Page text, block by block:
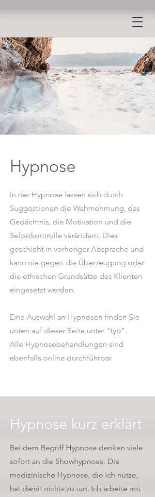
Hypnose
In der Hypnose lassen sich durch
Suggestionen die Wahrnehmung, das
Gedächtnis, die Motivation und die
Selbstkontrolle verändern. Dies
geschieht in vorheriger Absprache und
kann nie gegen die Überzeugung oder
die ethischen Grundsätze des Klienten
eingesetzt werden.​
Eine Auswahl an Hypnosen finden Sie
unten auf dieser Seite unter "typ".
Alle Hypnosebehandlungen sind
ebenfalls online durchführbar.
Hypnose kurz erklärt
Bei dem Begriff Hypnose denken viele
sofort an die Showhypnose. Die
medizinische Hypnose, die ich nutze,
hat damit nichts zu tun. Ich arbeite mit